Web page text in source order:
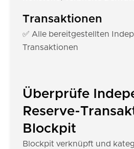
Transaktionen
✅ Alle bereitgestellten
Transaktionen
Überprüfe
Reserve-
Blockpit
Blockpit verknüpft und